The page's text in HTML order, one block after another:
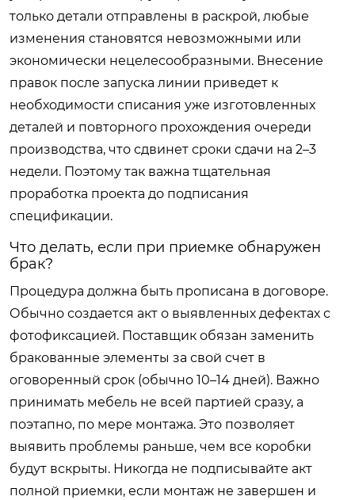
только детали отправлены в раскрой, любые
изменения становятся невозможными или
экономически нецелесообразными. Внесение
правок после запуска линии приведет к
необходимости списания уже изготовленных
деталей и повторного прохождения очереди
производства, что сдвинет сроки сдачи на 2–3
недели. Поэтому так важна тщательная
проработка проекта до подписания
спецификации.
Что делать, если при приемке обнаружен
брак?
Процедура должна быть прописана в договоре.
Обычно создается акт о выявленных дефектах с
фотофиксацией. Поставщик обязан заменить
бракованные элементы за свой счет в
оговоренный срок (обычно 10–14 дней). Важно
принимать мебель не всей партией сразу, а
поэтапно, по мере монтажа. Это позволяет
выявить проблемы раньше, чем все коробки
будут вскрыты. Никогда не подписывайте акт
полной приемки, если монтаж не завершен и